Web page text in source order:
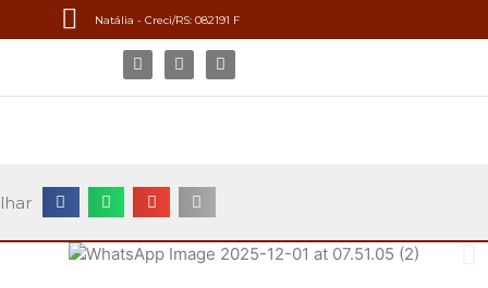
Natália - Creci/RS: 082191 F